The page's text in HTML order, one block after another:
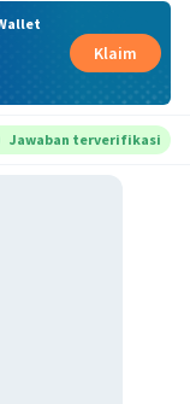
Klaim
Jawaban terverifikasi